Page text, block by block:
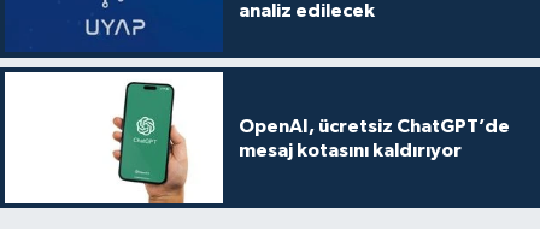
analiz edilecek
OpenAI, ücretsiz ChatGPT’de
mesaj kotasını kaldırıyor